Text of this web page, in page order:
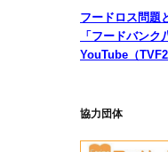
フードロス問題
「フードバンク
YouTube（
協力団体